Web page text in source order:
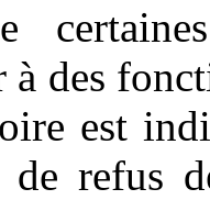
à des
est
de refus